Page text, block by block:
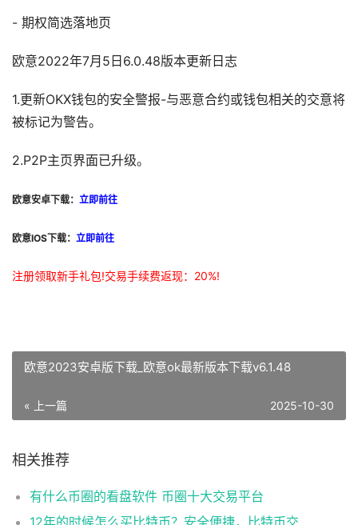
- 期权简选落地页
欧意2022年7月5日6.0.48版本更新日志
1.更新OKX钱包的安全警报-与恶意合约或钱包相关的交意将
被标记为警告。
2.P2P主页界面已升级。
欧意安卓下载： 立即前往
欧意IOS下载： 立即前往
注册领取新手礼包!交易手续费返现：20%!
欧意2023安卓版下载_欧意ok最新版本下载v6.1.48
« 上一篇 2025-10-30
相关推荐
有什么币圈的看盘软件 币圈十大交易平台